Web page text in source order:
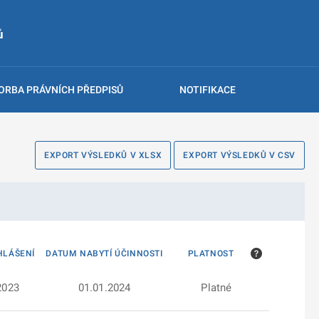
PRÁVNÍCH PŘEDPISŮ NOTIFIKACE
EXPORT VÝSLEDKŮ V XLSX EXPORT VÝSLEDKŮ V CSV
DATUM NABYTÍ ÚČINNOSTI PLATNOST
01.01.2024 Platné